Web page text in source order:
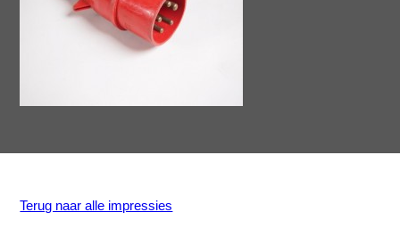
Terug naar alle impressies